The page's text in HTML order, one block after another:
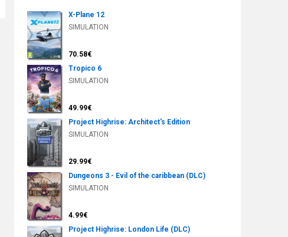
X-Plane 12
SIMULATION
70.58€
Tropico 6
SIMULATION
49.99€
Project Highrise: Architect's Edition
SIMULATION
29.99€
Dungeons 3 - Evil of the caribbean (DLC)
SIMULATION
4.99€
Project Highrise: London Life (DLC)